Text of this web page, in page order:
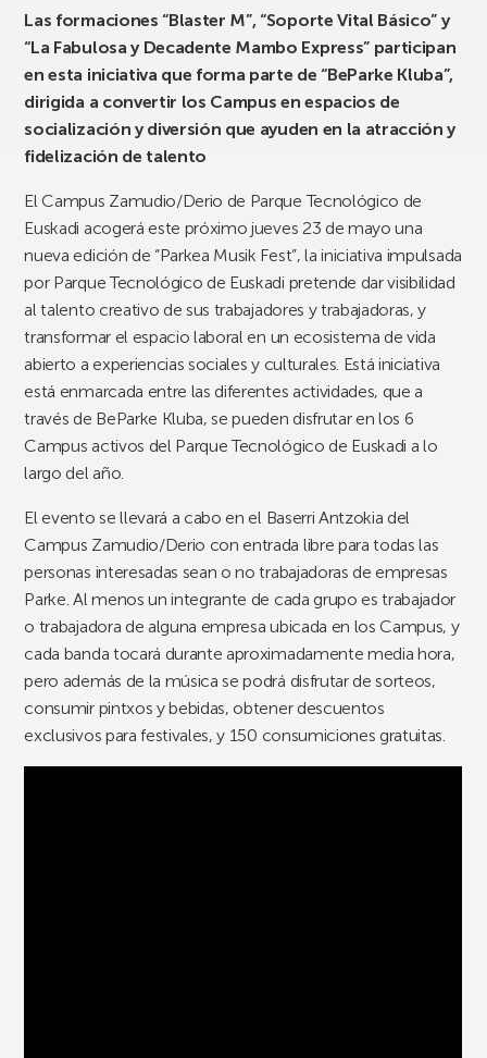
Las formaciones “Blaster M”, “Soporte Vital Básico” y
“La Fabulosa y Decadente Mambo Express” participan
en esta iniciativa que forma parte de “BeParke Kluba”,
dirigida a convertir los Campus en espacios de
socialización y diversión que ayuden en la atracción y
fidelización de talento
El Campus Zamudio/Derio de Parque Tecnológico de
Euskadi acogerá este próximo jueves 23 de mayo una
nueva edición de “Parkea Musik Fest”, la iniciativa impulsada
por Parque Tecnológico de Euskadi pretende dar visibilidad
al talento creativo de sus trabajadores y trabajadoras, y
transformar el espacio laboral en un ecosistema de vida
abierto a experiencias sociales y culturales. Está iniciativa
está enmarcada entre las diferentes actividades, que a
través de BeParke Kluba, se pueden disfrutar en los 6
Campus activos del Parque Tecnológico de Euskadi a lo
largo del año.
El evento se llevará a cabo en el Baserri Antzokia del
Campus Zamudio/Derio con entrada libre para todas las
personas interesadas sean o no trabajadoras de empresas
Parke. Al menos un integrante de cada grupo es trabajador
o trabajadora de alguna empresa ubicada en los Campus, y
cada banda tocará durante aproximadamente media hora,
pero además de la música se podrá disfrutar de sorteos,
consumir pintxos y bebidas, obtener descuentos
exclusivos para festivales, y 150 consumiciones gratuitas.